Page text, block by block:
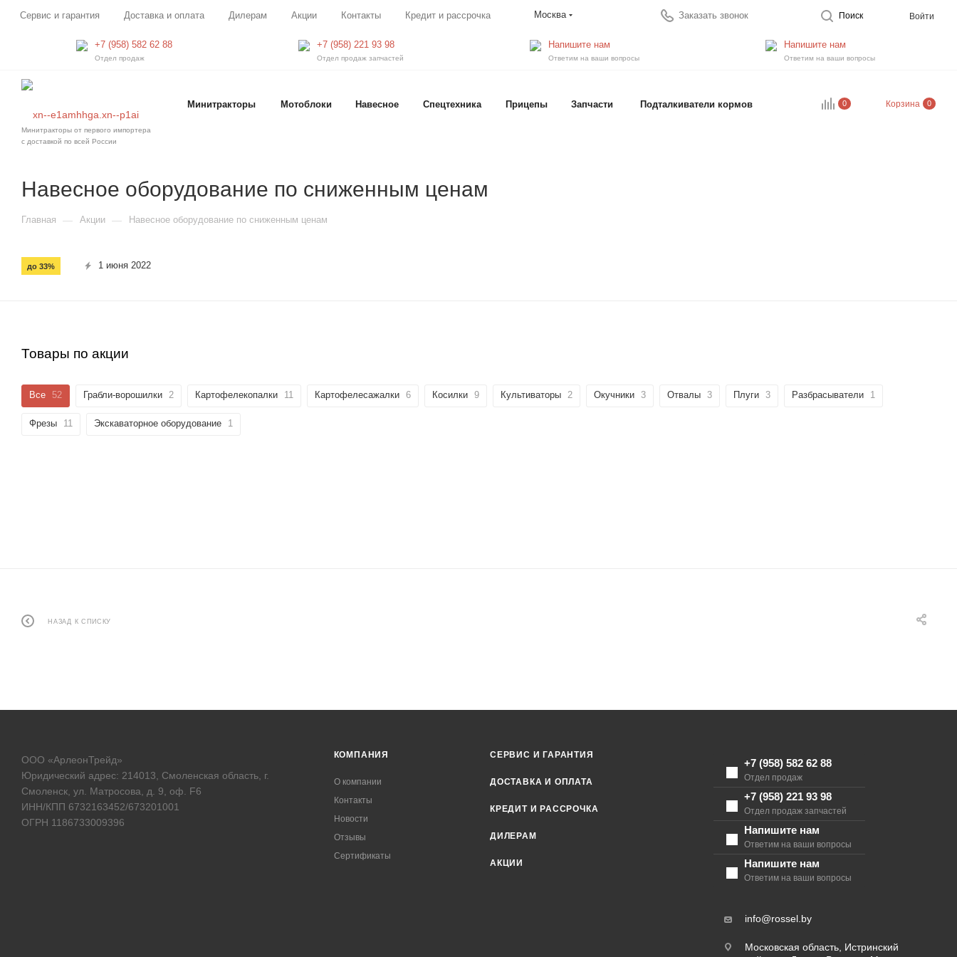
Сервис и гарантия Доставка и оплата Дилерам Акции Контакты Кредит и рассрочка Москва Заказать звонок Войти
Поиск
+7 (958) 582 62 88
Отдел продаж
+7 (958) 221 93 98
Отдел продаж запчастей
Напишите нам
Ответим на ваши вопросы
Напишите нам
Ответим на ваши вопросы
Минитракторы от первого импортера
с доставкой по всей России
0 Корзина 0
Минитракторы Мотоблоки Навесное Спецтехника Прицепы Запчасти Подталкиватели кормов
Навесное оборудование по сниженным ценам
Главная — Акции — Навесное оборудование по сниженным ценам
до 33% 1 июня 2022
Товары по акции
Все 52 Грабли-ворошилки 2 Картофелекопалки 11 Картофелесажалки 6 Косилки 9 Культиваторы 2 Окучники 3 Отвалы 3 Плуги 3 Разбрасыватели 1
Фрезы 11 Экскаваторное оборудование 1
НАЗАД К СПИСКУ
ООО «АрлеонТрейд»
Юридический адрес: 214013, Смоленская область, г.
Смоленск, ул. Матросова, д. 9, оф. F6
ИНН/КПП 6732163452/673201001
ОГРН 1186733009396
КОМПАНИЯ
О компании
Контакты
Новости
Отзывы
Сертификаты
СЕРВИС И ГАРАНТИЯ
ДОСТАВКА И ОПЛАТА
КРЕДИТ И РАССРОЧКА
ДИЛЕРАМ
АКЦИИ
+7 (958) 582 62 88
+7 (958) 582 62 88
Отдел продаж
+7 (958) 221 93 98
Отдел продаж запчастей
Напишите нам
Ответим на ваши вопросы
Напишите нам
Ответим на ваши вопросы
info@rossel.by
Московская область, Истринский